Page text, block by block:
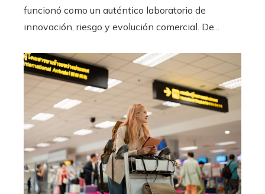
funcionó como un auténtico laboratorio de
innovación, riesgo y evolución comercial. De...